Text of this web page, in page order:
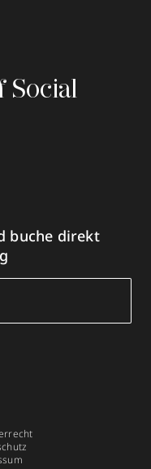
Social
buche direkt